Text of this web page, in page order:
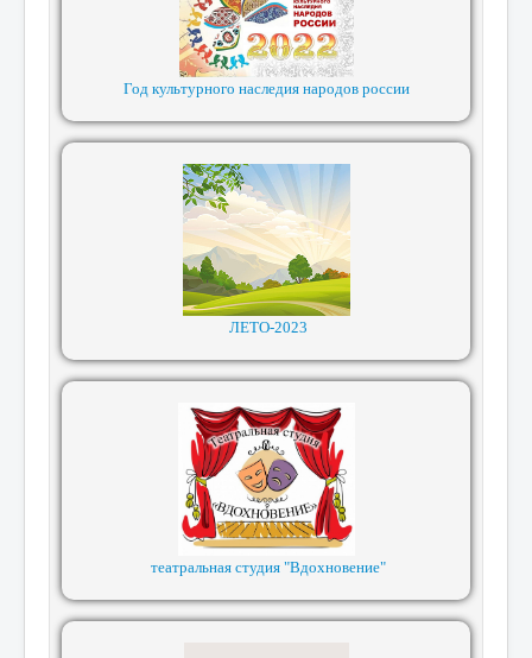
Год культурного наследия народов россии
ЛЕТО-2023
театральная студия "Вдохновение"